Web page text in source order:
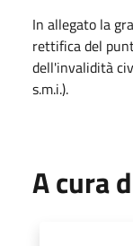
In allegato la
rettifica del
dell'invalidità
s.m.i.).
A cura